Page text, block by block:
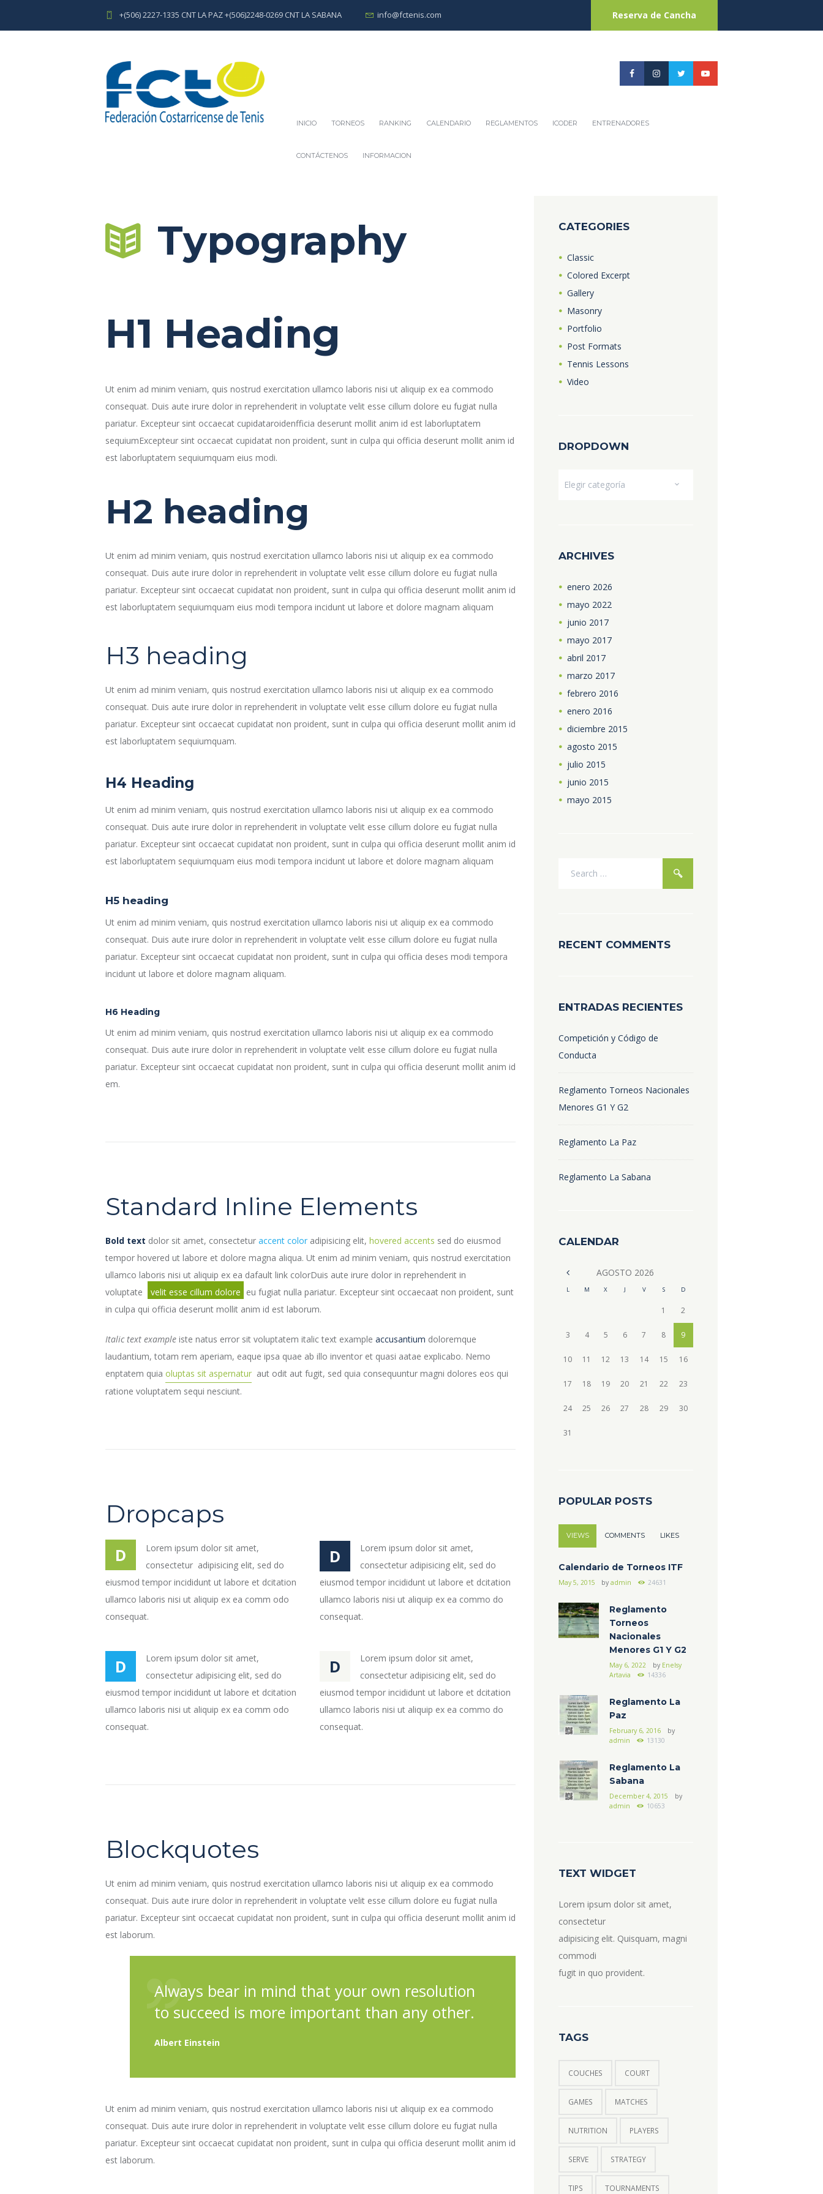
+(506) 2227-1335 CNT LA PAZ +(506)2248-0269 CNT LA SABANA info@fctenis.com Reserva de Cancha
INICIO TORNEOS RANKING CALENDARIO REGLAMENTOS ICODER ENTRENADORES
CONTÁCTENOS INFORMACION
Typography
H1 Heading
Ut enim ad minim veniam, quis nostrud exercitation ullamco laboris nisi ut aliquip ex ea commodo
consequat. Duis aute irure dolor in reprehenderit in voluptate velit esse cillum dolore eu fugiat nulla
pariatur. Excepteur sint occaecat cupidataroidenfficia deserunt mollit anim id est laborluptatem
sequiumExcepteur sint occaecat cupidatat non proident, sunt in culpa qui officia deserunt mollit anim id
est laborluptatem sequiumquam eius modi.
H2 heading
Ut enim ad minim veniam, quis nostrud exercitation ullamco laboris nisi ut aliquip ex ea commodo
consequat. Duis aute irure dolor in reprehenderit in voluptate velit esse cillum dolore eu fugiat nulla
pariatur. Excepteur sint occaecat cupidatat non proident, sunt in culpa qui officia deserunt mollit anim id
est laborluptatem sequiumquam eius modi tempora incidunt ut labore et dolore magnam aliquam
H3 heading
Ut enim ad minim veniam, quis nostrud exercitation ullamco laboris nisi ut aliquip ex ea commodo
consequat. Duis aute irure dolor in reprehenderit in voluptate velit esse cillum dolore eu fugiat nulla
pariatur. Excepteur sint occaecat cupidatat non proident, sunt in culpa qui officia deserunt mollit anim id
est laborluptatem sequiumquam.
H4 Heading
Ut enim ad minim veniam, quis nostrud exercitation ullamco laboris nisi ut aliquip ex ea commodo
consequat. Duis aute irure dolor in reprehenderit in voluptate velit esse cillum dolore eu fugiat nulla
pariatur. Excepteur sint occaecat cupidatat non proident, sunt in culpa qui officia deserunt mollit anim id
est laborluptatem sequiumquam eius modi tempora incidunt ut labore et dolore magnam aliquam
H5 heading
Ut enim ad minim veniam, quis nostrud exercitation ullamco laboris nisi ut aliquip ex ea commodo
consequat. Duis aute irure dolor in reprehenderit in voluptate velit esse cillum dolore eu fugiat nulla
pariatur. Excepteur sint occaecat cupidatat non proident, sunt in culpa qui officia deses modi tempora
incidunt ut labore et dolore magnam aliquam.
H6 Heading
Ut enim ad minim veniam, quis nostrud exercitation ullamco laboris nisi ut aliquip ex ea commodo
consequat. Duis aute irure dolor in reprehenderit in voluptate velit esse cillum dolore eu fugiat nulla
pariatur. Excepteur sint occaecat cupidatat non proident, sunt in culpa qui officia deserunt mollit anim id
em.
Standard Inline Elements
Bold text dolor sit amet, consectetur accent color adipisicing elit, hovered accents sed do eiusmod
tempor hovered ut labore et dolore magna aliqua. Ut enim ad minim veniam, quis nostrud exercitation
ullamco laboris nisi ut aliquip ex ea dafault link colorDuis aute irure dolor in reprehenderit in
voluptate
velit esse cillum dolore eu fugiat nulla pariatur. Excepteur sint occaecaat non proident, sunt
in culpa qui officia deserunt mollit anim id est laborum.
Italic text example iste natus error sit voluptatem italic text example accusantium doloremque
laudantium, totam rem aperiam, eaque ipsa quae ab illo inventor et quasi aatae explicabo. Nemo
enptatem quia oluptas sit aspernatur aut odit aut fugit, sed quia consequuntur magni dolores eos qui
ratione voluptatem sequi nesciunt.
Dropcaps
D
Lorem ipsum dolor sit amet,
consectetur adipisicing elit, sed do
eiusmod tempor incididunt ut labore et dcitation
ullamco laboris nisi ut aliquip ex ea comm odo
consequat.
D
Lorem ipsum dolor sit amet,
consectetur adipisicing elit, sed do
eiusmod tempor incididunt ut labore et dcitation
ullamco laboris nisi ut aliquip ex ea commo do
consequat.
D
Lorem ipsum dolor sit amet,
consectetur adipisicing elit, sed do
eiusmod tempor incididunt ut labore et dcitation
ullamco laboris nisi ut aliquip ex ea comm odo
consequat.
D
Lorem ipsum dolor sit amet,
consectetur adipisicing elit, sed do
eiusmod tempor incididunt ut labore et dcitation
ullamco laboris nisi ut aliquip ex ea commo do
consequat.
Blockquotes
Ut enim ad minim veniam, quis nostrud exercitation ullamco laboris nisi ut aliquip ex ea commodo
consequat. Duis aute irure dolor in reprehenderit in voluptate velit esse cillum dolore eu fugiat nulla
pariatur. Excepteur sint occaecat cupidatat non proident, sunt in culpa qui officia deserunt mollit anim id
est laborum.
Always bear in mind that your own resolution
to succeed is more important than any other.
Albert Einstein
Ut enim ad minim veniam, quis nostrud exercitation ullamco laboris nisi ut aliquip ex ea commodo
consequat. Duis aute irure dolor in reprehenderit in voluptate velit esse cillum dolore eu fugiat nulla
pariatur. Excepteur sint occaecat cupidatat non proident, sunt in culpa qui officia deserunt mollit anim id
est laborum.
CATEGORIES
Classic
Colored Excerpt
Gallery
Masonry
Portfolio
Post Formats
Tennis Lessons
Video
DROPDOWN
ARCHIVES
enero 2026
mayo 2022
junio 2017
mayo 2017
abril 2017
marzo 2017
febrero 2016
enero 2016
diciembre 2015
agosto 2015
julio 2015
junio 2015
mayo 2015
RECENT COMMENTS
ENTRADAS RECIENTES
Competición y Código de
Conducta
Reglamento Torneos Nacionales
Menores G1 Y G2
Reglamento La Paz
Reglamento La Sabana
CALENDAR
AGOSTO 2026
L M X J V S D
1 2
3 4 5 6 7 8 9
10 11 12 13 14 15 16
17 18 19 20 21 22 23
24 25 26 27 28 29 30
31
POPULAR POSTS
VIEWS COMMENTS LIKES
Calendario de Torneos ITF
May 5, 2015 byadmin 24631
Reglamento
Torneos
Nacionales
Menores G1 Y G2
May 6, 2022 by Enelsy
Artavia
14336
Reglamento La
Paz
February 6, 2016
by
admin
13130
Reglamento La
Sabana
December 4, 2015
by
admin
10653
TEXT WIDGET
Lorem ipsum dolor sit amet,
consectetur
adipisicing elit. Quisquam, magni
commodi
fugit in quo provident.
TAGS
COUCHES COURT
GAMES MATCHES
NUTRITION PLAYERS
SERVE STRATEGY
TIPS TOURNAMENTS